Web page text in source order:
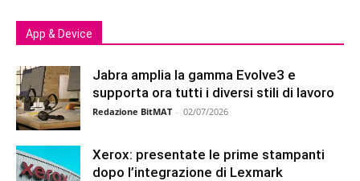
App & Device
Jabra amplia la gamma Evolve3 e
supporta ora tutti i diversi stili di lavoro
Redazione BitMAT - 02/07/2026
Xerox: presentate le prime stampanti
dopo l’integrazione di Lexmark